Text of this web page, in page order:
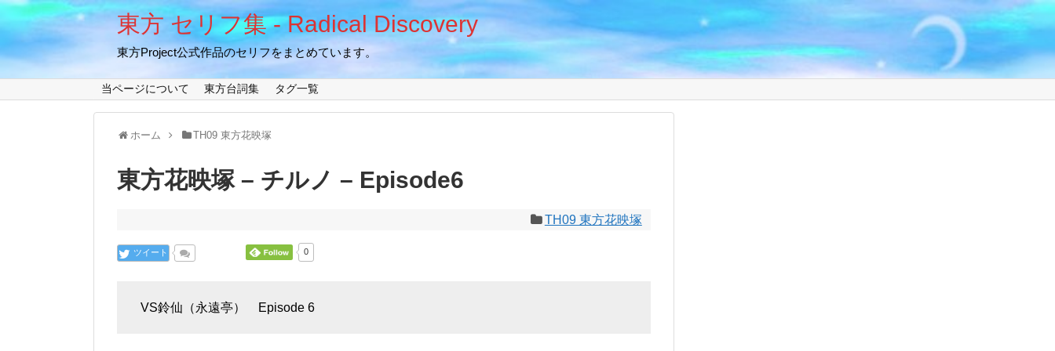
東方 セリフ集 - Radical Discovery
東方Project公式作品のセリフをまとめています。
当ページについて 東方台詞集 タグ一覧
ホーム TH09 東方花映塚
東方花映塚 – チルノ – Episode6
TH09 東方花映塚
ツイート 0
VS鈴仙（永遠亭） Episode 6